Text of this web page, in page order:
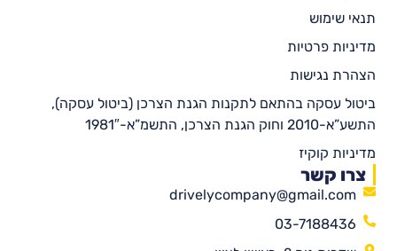
תנאי שימוש
מדיניות פרטיות
הצהרת נגישות
ביטול עסקה בהתאם לתקנות הגנת הצרכן (ביטול עסקה),
התשע”א-2010 וחוק הגנת הצרכן, התשמ”א-1981″
מדיניות קוקיז
צרו קשר
drivelycompany@gmail.com
03-7188436